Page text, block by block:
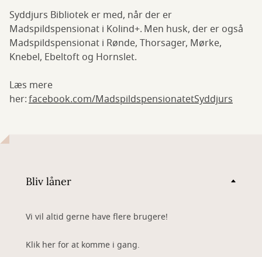
Syddjurs Bibliotek er med, når der er
Madspildspensionat i Kolind+. Men husk, der er også
Madspildspensionat i Rønde, Thorsager, Mørke,
Knebel, Ebeltoft og Hornslet.
Læs mere
her:facebook.com/MadspildspensionatetSyddjurs
Bliv låner
Vi vil altid gerne have flere brugere!
Klik her for at komme i gang.